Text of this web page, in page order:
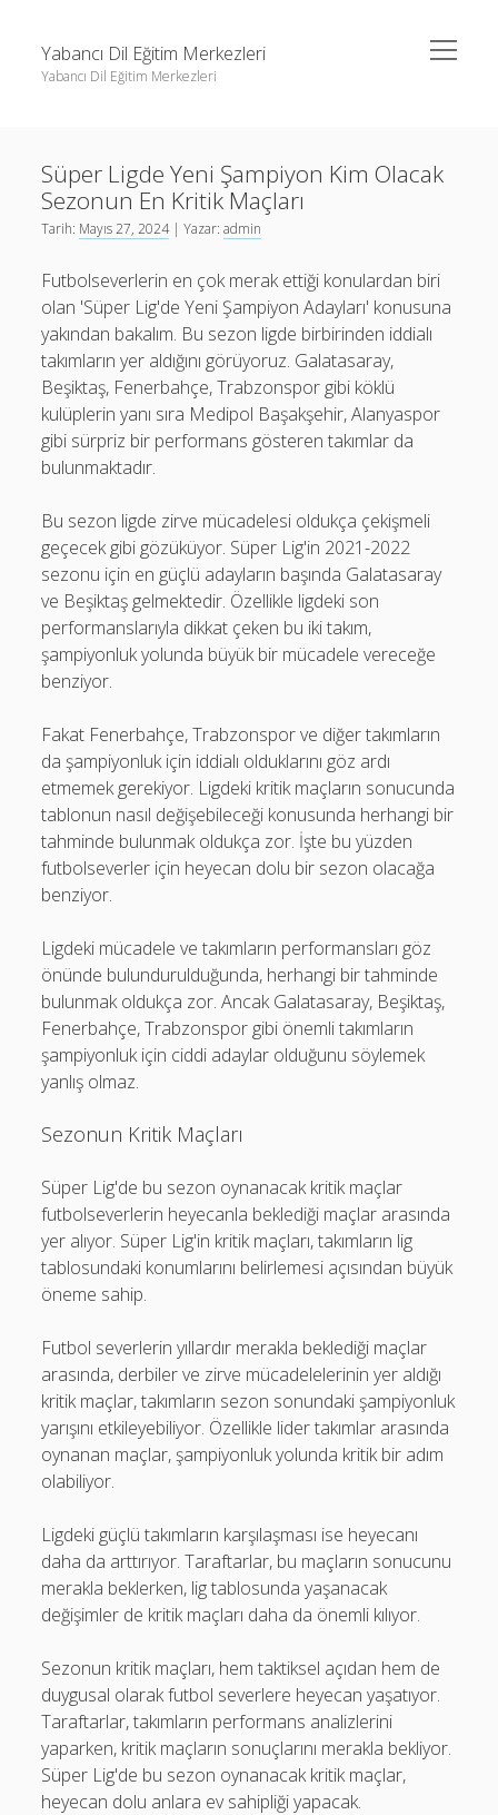
Yabancı Dil Eğitim Merkezleri
Yabancı Dil Eğitim Merkezleri
menüyü
aç
Liste
Sayfa Listesi
Threads Beğeni Çoğaltma Bedava
Instagram Gizli Profil Görme
Sayfa Listesi
Shorts Abone Arttırma Ücretsiz
Threads Beğeni Çoğaltma Bedava
Süper Ligde Yeni Şampiyon Kim Olacak
Sezonun En Kritik Maçları
Tarih: Mayıs 27, 2024| Yazar:admin
Futbolseverlerin en çok merak ettiği konulardan biri
olan 'Süper Lig'de Yeni Şampiyon Adayları' konusuna
yakından bakalım. Bu sezon ligde birbirinden iddialı
takımların yer aldığını görüyoruz. Galatasaray,
Beşiktaş, Fenerbahçe, Trabzonspor gibi köklü
kulüplerin yanı sıra Medipol Başakşehir, Alanyaspor
gibi sürpriz bir performans gösteren takımlar da
bulunmaktadır.
Bu sezon ligde zirve mücadelesi oldukça çekişmeli
geçecek gibi gözüküyor. Süper Lig'in 2021-2022
sezonu için en güçlü adayların başında Galatasaray
ve Beşiktaş gelmektedir. Özellikle ligdeki son
performanslarıyla dikkat çeken bu iki takım,
şampiyonluk yolunda büyük bir mücadele vereceğe
benziyor.
Fakat Fenerbahçe, Trabzonspor ve diğer takımların
da şampiyonluk için iddialı olduklarını göz ardı
etmemek gerekiyor. Ligdeki kritik maçların sonucunda
tablonun nasıl değişebileceği konusunda herhangi bir
tahminde bulunmak oldukça zor. İşte bu yüzden
futbolseverler için heyecan dolu bir sezon olacağa
benziyor.
Ligdeki mücadele ve takımların performansları göz
önünde bulundurulduğunda, herhangi bir tahminde
bulunmak oldukça zor. Ancak Galatasaray, Beşiktaş,
Fenerbahçe, Trabzonspor gibi önemli takımların
şampiyonluk için ciddi adaylar olduğunu söylemek
yanlış olmaz.
Sezonun Kritik Maçları
Süper Lig'de bu sezon oynanacak kritik maçlar
futbolseverlerin heyecanla beklediği maçlar arasında
yer alıyor. Süper Lig'in kritik maçları, takımların lig
tablosundaki konumlarını belirlemesi açısından büyük
öneme sahip.
Futbol severlerin yıllardır merakla beklediği maçlar
arasında, derbiler ve zirve mücadelelerinin yer aldığı
kritik maçlar, takımların sezon sonundaki şampiyonluk
yarışını etkileyebiliyor. Özellikle lider takımlar arasında
oynanan maçlar, şampiyonluk yolunda kritik bir adım
olabiliyor.
Ligdeki güçlü takımların karşılaşması ise heyecanı
daha da arttırıyor. Taraftarlar, bu maçların sonucunu
merakla beklerken, lig tablosunda yaşanacak
değişimler de kritik maçları daha da önemli kılıyor.
Sezonun kritik maçları, hem taktiksel açıdan hem de
duygusal olarak futbol severlere heyecan yaşatıyor.
Taraftarlar, takımların performans analizlerini
yaparken, kritik maçların sonuçlarını merakla bekliyor.
Süper Lig'de bu sezon oynanacak kritik maçlar,
heyecan dolu anlara ev sahipliği yapacak.